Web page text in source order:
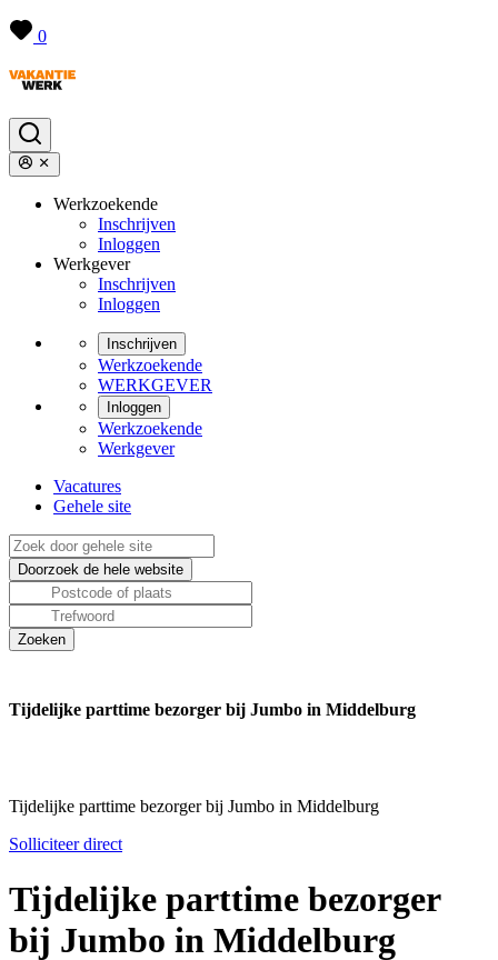
0
Werkzoekende
Inschrijven
Inloggen
Werkgever
Inschrijven
Inloggen
Inschrijven
Werkzoekende
WERKGEVER
Inloggen
Werkzoekende
Werkgever
Vacatures
Gehele site
Tijdelijke parttime bezorger bij Jumbo in Middelburg
Tijdelijke parttime bezorger bij Jumbo in Middelburg
Solliciteer direct
Tijdelijke parttime bezorger
bij Jumbo in Middelburg